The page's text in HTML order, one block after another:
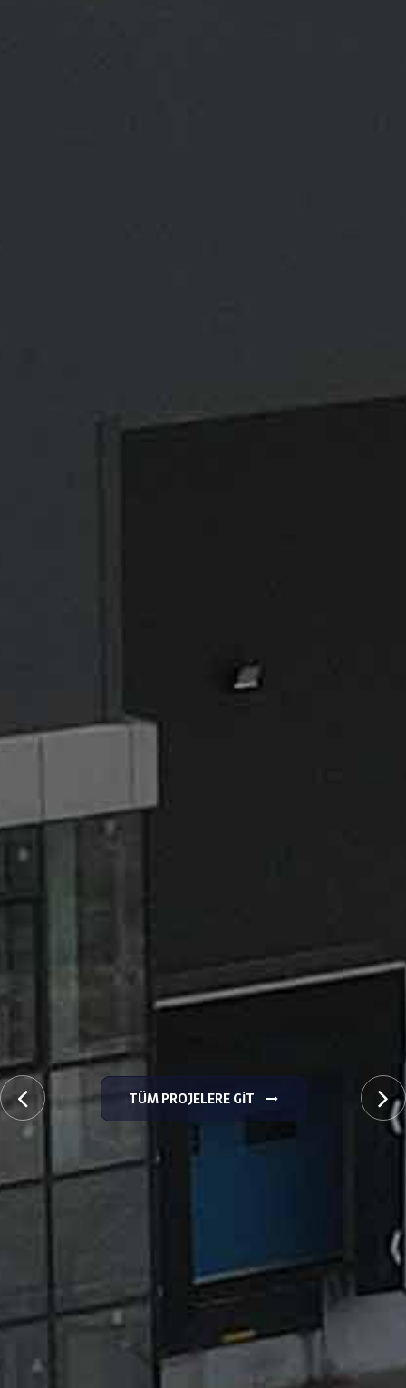
TÜM PROJELERE GIT